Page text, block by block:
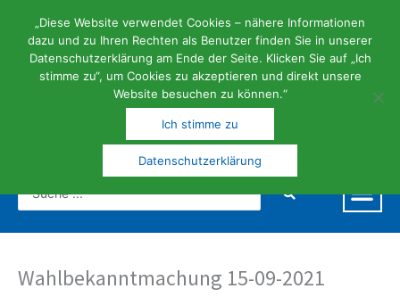
springen
FERIEN- | KUNST- UND KULTURGEMEINDE
...
Wahlbekanntmachung 15-09-2021
„Diese Website verwendet Cookies – nähere Informationen
dazu und zu Ihren Rechten als Benutzer finden Sie in unserer
Datenschutzerklärung am Ende der Seite. Klicken Sie auf „Ich
stimme zu“, um Cookies zu akzeptieren und direkt unsere
Website besuchen zu können.“
Ich stimme zu
Datenschutzerklärung